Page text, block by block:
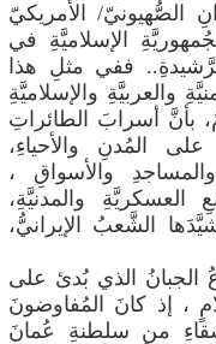
الصُّهيونيّ/ الأمريكيّ
الإسلاميَّةِ في
الرَّشيدةِ.. ففي مثلِ هذا
والعربيَّةِ والإسلاميَّةِ
بأنَّ أسرابَ الطائراتِ
المُدنِ والأحياءِ،
والأسواقِ ،
العسكريَّةِ والمدنيَّةِ،
الشَّعبُ الإيرانيُّ،
الجبانُ الذي بُدئ على
إذ كانَ المُفاوضونَ
من سلطنةِ عُمانَ